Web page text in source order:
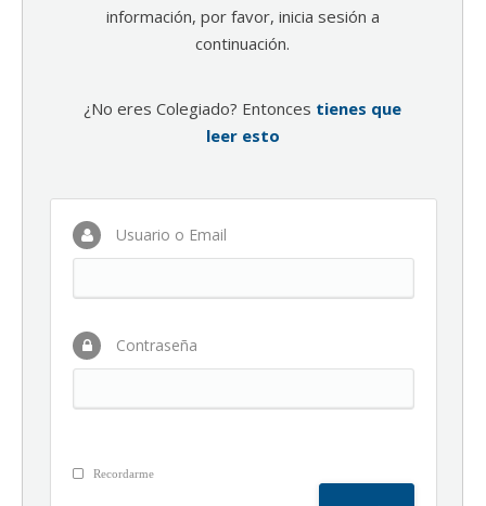
información, por favor, inicia sesión a
continuación.
¿No eres Colegiado? Entonces tienes que
leer esto
Usuario o Email
Contraseña
Recordarme